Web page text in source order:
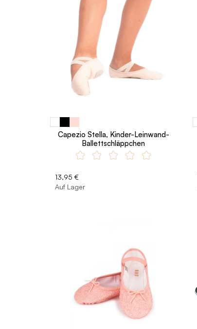
Capezio Stella, Kinder-Leinwand-
Ballettschläppchen
13,95 €
Auf Lager